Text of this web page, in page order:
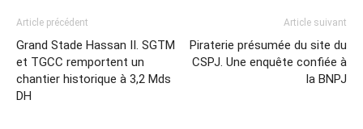
Article précédent
Grand Stade Hassan II. SGTM
et TGCC remportent un
chantier historique à 3,2 Mds
DH
Article suivant
Piraterie présumée du site du
CSPJ. Une enquête confiée à
la BNPJ